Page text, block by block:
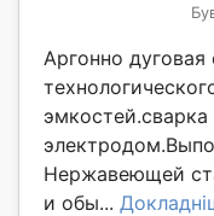
Аргонно
Нержавеющей
и обы...